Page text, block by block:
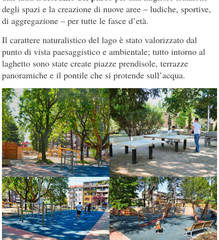
degli spazi e la creazione di nuove aree – ludiche, sportive,
di aggregazione – per tutte le fasce d’età.
Il carattere naturalistico del lago è stato valorizzato dal
punto di vista paesaggistico e ambientale; tutto intorno al
laghetto sono state create piazze prendisole, terrazze
panoramiche e il pontile che si protende sull’acqua.